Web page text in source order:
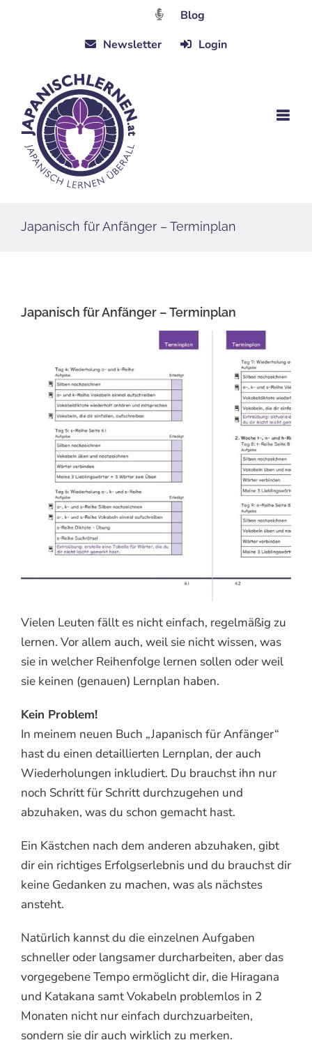
Blog
Newsletter
Login
Japanisch für Anfänger – Terminplan
Japanisch für Anfänger – Terminplan
Vielen Leuten fällt es nicht einfach, regelmäßig zu
lernen. Vor allem auch, weil sie nicht wissen, was
sie in welcher Reihenfolge lernen sollen oder weil
sie keinen (genauen) Lernplan haben.
Kein Problem!
In meinem neuen Buch „Japanisch für Anfänger“
hast du einen detaillierten Lernplan, der auch
Wiederholungen inkludiert. Du brauchst ihn nur
noch Schritt für Schritt durchzugehen und
abzuhaken, was du schon gemacht hast.
Ein Kästchen nach dem anderen abzuhaken, gibt
dir ein richtiges Erfolgserlebnis und du brauchst dir
keine Gedanken zu machen, was als nächstes
ansteht.
Natürlich kannst du die einzelnen Aufgaben
schneller oder langsamer durcharbeiten, aber das
vorgegebene Tempo ermöglicht dir, die Hiragana
und Katakana samt Vokabeln problemlos in 2
Monaten nicht nur einfach durchzuarbeiten,
sondern sie dir auch wirklich zu merken.